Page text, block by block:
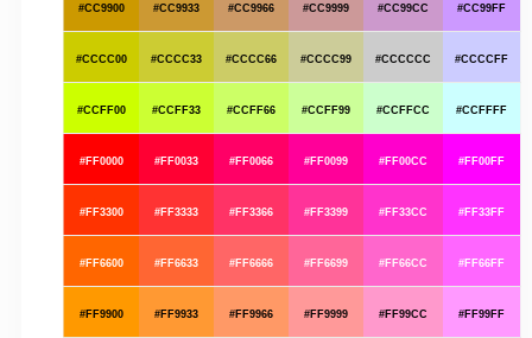
#CC9900 #CC9933 #CC9966 #CC9999 #CC99CC #CC99FF
#CCCC00 #CCCC33 #CCCC66 #CCCC99 #CCCCCC #CCCCFF
#CCFF00 #CCFF33 #CCFF66 #CCFF99 #CCFFCC #CCFFFF
#FF0000 #FF0033 #FF0066 #FF0099 #FF00CC #FF00FF
#FF3300 #FF3333 #FF3366 #FF3399 #FF33CC #FF33FF
#FF6600 #FF6633 #FF6666 #FF6699 #FF66CC #FF66FF
#FF9900 #FF9933 #FF9966 #FF9999 #FF99CC #FF99FF